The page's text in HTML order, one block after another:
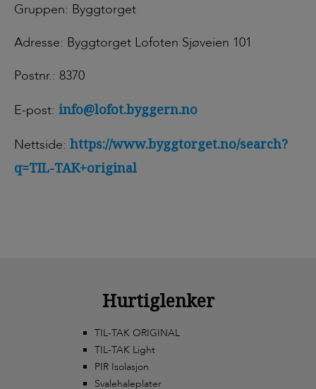
Gruppen: Byggtorget
Adresse: Byggtorget Lofoten Sjøveien 101
Postnr.: 8370
E-post: info@lofot.byggern.no
Nettside: https://www.byggtorget.no/search?
q=TIL-TAK+original
Hurtiglenker
TIL-TAK ORIGINAL
TIL-TAK Light
PIR Isolasjon
Svalehaleplater